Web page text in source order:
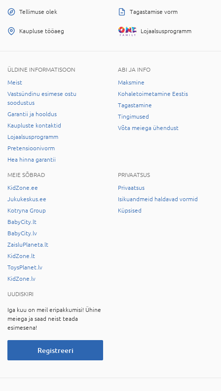
Tellimuse olek Tagastamise vorm
Kaupluse tööaeg Lojaalsusprogramm
ÜLDINE INFORMATISOON
Meist
Vastsündinu esimese ostu
soodustus
Garantii ja hooldus
Kaupluste kontaktid
Lojaalsusprogramm
Pretensioonivorm
Hea hinna garantii
ABI JA INFO
Maksmine
Kohaletoimetamine Eestis
Tagastamine
Tingimused
Võta meiega ühendust
MEIE SÕBRAD
KidZone.ee
Jukukeskus.ee
Kotryna Group
BabyCity.lt
BabyCity.lv
ZaisluPlaneta.lt
KidZone.lt
ToysPlanet.lv
KidZone.lv
PRIVAATSUS
Privaatsus
Isikuandmeid haldavad vormid
Küpsised
UUDISKIRI
Iga kuu on meil eripakkumisi! Ühine
meiega ja saad neist teada
esimesena!
Registreeri